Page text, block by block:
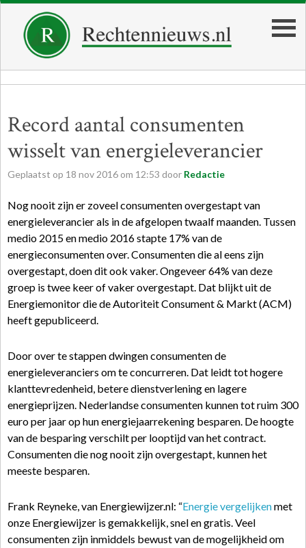
Record aantal consumenten
wisselt van energieleverancier
Geplaatst op 18 nov 2016 om 12:53 door Redactie
Nog nooit zijn er zoveel consumenten overgestapt van
energieleverancier als in de afgelopen twaalf maanden. Tussen
medio 2015 en medio 2016 stapte 17% van de
energieconsumenten over. Consumenten die al eens zijn
overgestapt, doen dit ook vaker. Ongeveer 64% van deze
groep is twee keer of vaker overgestapt. Dat blijkt uit de
Energiemonitor die de Autoriteit Consument & Markt (ACM)
heeft gepubliceerd.
Door over te stappen dwingen consumenten de
energieleveranciers om te concurreren. Dat leidt tot hogere
klanttevredenheid, betere dienstverlening en lagere
energieprijzen. Nederlandse consumenten kunnen tot ruim 300
euro per jaar op hun energiejaarrekening besparen. De hoogte
van de besparing verschilt per looptijd van het contract.
Consumenten die nog nooit zijn overgestapt, kunnen het
meeste besparen.
Frank Reyneke, van Energiewijzer.nl: “Energie vergelijkenmet
onze Energiewijzer is gemakkelijk, snel en gratis. Veel
consumenten zijn inmiddels bewust van de mogelijkheid om